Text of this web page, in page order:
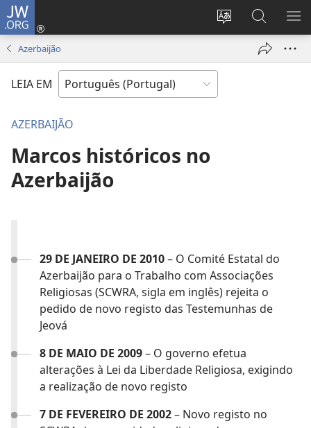
JW.ORG
Alterar
Entrar
(abre
janela)
Pesquisar
no
Site
Azerbaijão
LEIA EM
AZERBAIJÃO
Marcos históricos no
Azerbaijão
29 DE JANEIRO DE 2010– O Comité Estatal do
Azerbaijão para o Trabalho com Associações
Religiosas (SCWRA, sigla em inglês) rejeita o
pedido de novo registo das Testemunhas de
Jeová
8 DE MAIO DE 2009– O governo efetua
alterações à Lei da Liberdade Religiosa, exigindo
a realização de novo registo
7 DE FEVEREIRO DE 2002– Novo registo no